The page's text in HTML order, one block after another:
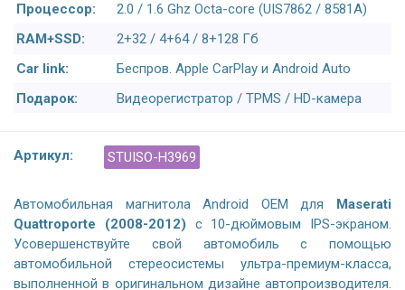
Процессор:
2.0 / 1.6 Ghz Octa-core (UIS7862 / 8581A)
RAM+SSD:
2+32 / 4+64 / 8+128 Гб
Car link:
Беспров. Apple CarPlay и Android Auto
Подарок:
Видеорегистратор / TPMS / HD-камера
Артикул: STUISO-H3969
Автомобильная магнитола Android OEM для Maserati
Quattroporte (2008-2012) с 10-дюймовым IPS-экраном.
Усовершенствуйте свой автомобиль с помощью
автомобильной стереосистемы ультра-премиум-класса,
выполненной в оригинальном дизайне автопроизводителя.